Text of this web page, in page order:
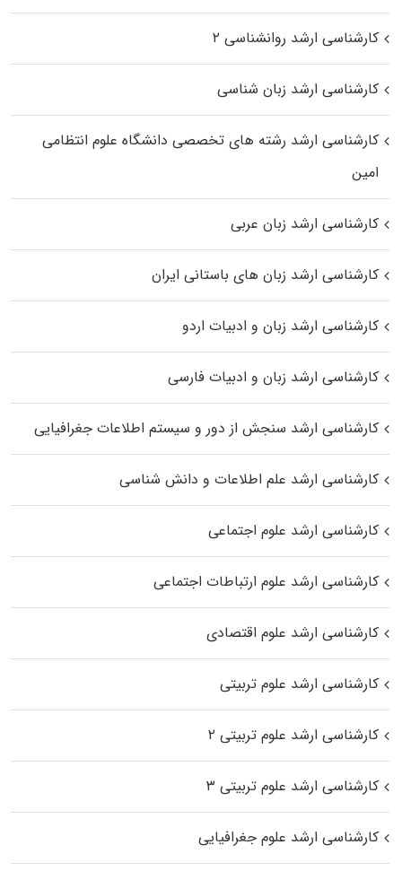
کارشناسی ارشد روانشناسی ۲
کارشناسی ارشد زبان شناسی
کارشناسی ارشد رﺷﺘﻪ ﻫﺎی تخصصی داﻧﺸﮕﺎه ﻋﻠﻮم انتظامی
اﻣﻴﻦ
کارشناسی ارشد زبان عربی
کارشناسی ارشد زبان‌ های باستانی ایران
کارشناسی ارشد زبان و ادبیات اردو
کارشناسی ارشد زبان و ادبیات فارسی
کارشناسی ارشد سنجش از دور و سیستم اطلاعات جغرافیایی
کارشناسی ارشد علم اطلاعات و دانش شناسی
کارشناسی ارشد علوم اجتماعی
کارشناسی ارشد علوم ارتباطات اجتماعی
کارشناسی ارشد علوم اقتصادی
کارشناسی ارشد علوم تربیتی
کارشناسی ارشد علوم تربیتی ۲
کارشناسی ارشد علوم تربیتی ۳
کارشناسی ارشد علوم جغرافیایی